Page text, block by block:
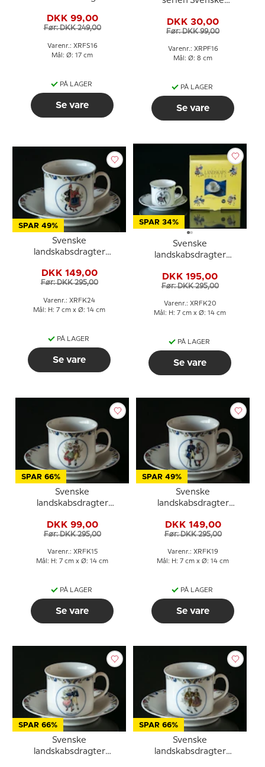
Uppland
DKK 99,00
Før: DKK 249,00
Varenr.: XRFS16
Mål: Ø: 17 cm
PÅ LAGER
Se vare
Uppland
DKK 30,00
Før: DKK 99,00
Varenr.: XRPF16
Mål: Ø: 8 cm
PÅ LAGER
Se vare
SPAR 49%
Svenske
landskabsdragter
Västergötland
DKK 149,00
Før: DKK 295,00
Varenr.: XRFK24
Mål: H: 7 cm x Ø: 14 cm
PÅ LAGER
Se vare
SPAR 34%
Svenske
landskabsdragter
Västerbotten
DKK 195,00
Før: DKK 295,00
Varenr.: XRFK20
Mål: H: 7 cm x Ø: 14 cm
PÅ LAGER
Se vare
SPAR 66%
Svenske
landskabsdragter
Södermanland
DKK 99,00
Før: DKK 295,00
Varenr.: XRFK15
Mål: H: 7 cm x Ø: 14 cm
PÅ LAGER
Se vare
SPAR 49%
Svenske
landskabsdragter
Västmanland
DKK 149,00
Før: DKK 295,00
Varenr.: XRFK19
Mål: H: 7 cm x Ø: 14 cm
PÅ LAGER
Se vare
SPAR 66%
Svenske
landskabsdragter
SPAR 66%
Svenske
landskabsdragter